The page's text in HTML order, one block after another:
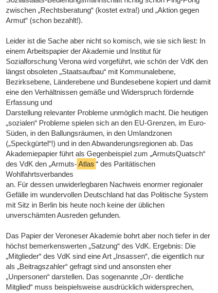
zwischen „Rechtsberatung“ (kostet extra!) und „Aktion gegen
Armut“ (schon bezahlt!).
Leider ist die Sache aber nicht so komisch, wie sie sich liest: In
einem Arbeitspapier der Akademie und Institut für
Sozialforschung Verona wird vorgeführt, wie schön der VdK den
längst obsoleten „Staatsaufbau“ mit Kommunalebene,
Bezirksebene, Länderebene und Bundesebene kopiert und damit
eine den Verhältnissen gemäße und Widerspruch fördernde
Erfassung und
Darstellung relevanter Probleme unmöglich macht. Die heutigen
„sozialen“ Probleme spielen sich an den EU-Grenzen, im Euro-
Süden, in den Ballungsräumen, in den Umlandzonen
(„Speckgürtel“!) und in den Abwanderungsregionen ab. Das
Akademiepapier führt als Gegenbeispiel zum „ArmutsQuatsch“
des VdK den „Armuts-Atlas “ des Paritätischen
Wohlfahrtsverbandes
an. Für dessen unwiderlegbaren Nachweis enormer regionaler
Gefälle im wundervollen Deutschland hat das Politische System
mit Sitz in Berlin bis heute noch keine der üblichen
unverschämten Ausreden gefunden.
Das Papier der Veroneser Akademie bohrt aber noch tiefer in der
höchst bemerkenswerten „Satzung“ des VdK. Ergebnis: Die
„Mitglieder“ des VdK sind eine Art „Insassen“, die eigentlich nur
als „Beitragszahler“ gefragt sind und ansonsten eher
„Unpersonen“ darstellen. Das sogenannte „Or- dentliche
Mitglied“ muss beispielsweise ausdrücklich widersprechen,